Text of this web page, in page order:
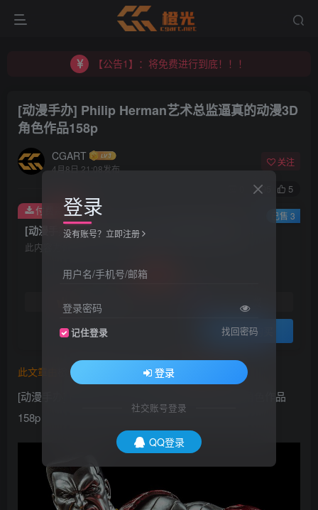
【公告1】：将免费进行到底！！！
【公告1】：将免费进行到底！！！
[动漫手办] Philip Herman艺术总监逼真的动漫3D
角色作品158p
CGART
4月8日 21:08发布
关注
95 5
此内容为付费资源，请付费后查看
20
黄金会员
免费
登录购买
付费资源 已售 3
此文章由 橙光艺术网(www.cgart.net)
[动漫手办] Philip Herman艺术总监逼真的动漫3D角色作品
158p
登录
没有账号？立即注册
用户名/手机号/邮箱
登录密码
记住登录 找回密码
登录
社交账号登录
QQ登录